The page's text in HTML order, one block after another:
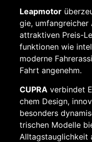
Leap­mo­tor
gie, umfang­rei­cher
attrak­ti­ven Preis-
funk­tio­nen wie
moder­ne
Fahrt ange­nehm.
CUP­RA ver­bin­det
chem Design,
beson­ders
tri­schen Model­le
All­tags­taug­lich­keit